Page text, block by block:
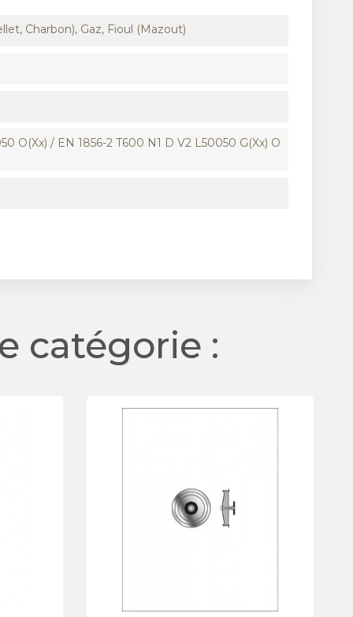
Charbon), Gaz, Fioul (Mazout)
O(xx) / EN 1856-2 T600 N1 D V2 L50050 G(xx) O
catégorie :